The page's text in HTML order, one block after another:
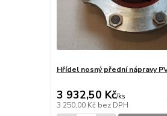
Hřídel nosný přední nápravy
3 932,50 Kč/ks
3 250,00 Kč bez DPH